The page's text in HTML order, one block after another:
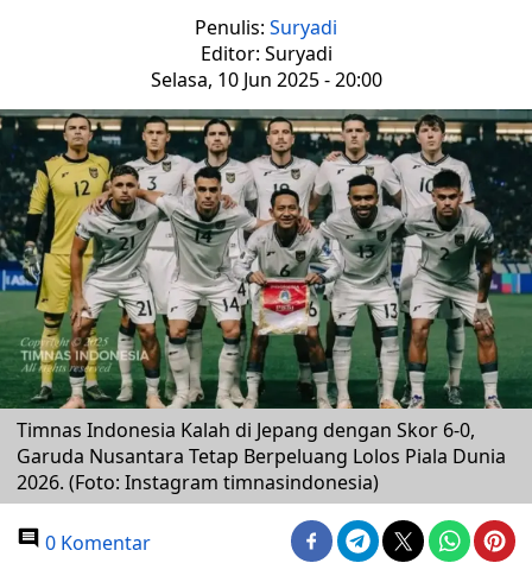
Penulis: Suryadi
Editor: Suryadi
Selasa, 10 Jun 2025 - 20:00
Timnas Indonesia Kalah di Jepang dengan Skor 6-0,
Garuda Nusantara Tetap Berpeluang Lolos Piala Dunia
2026. (Foto: Instagram timnasindonesia)
0 Komentar